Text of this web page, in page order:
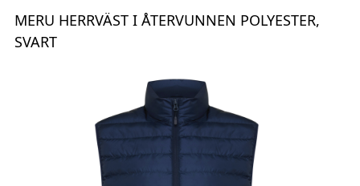
MERU HERRVÄST I ÅTERVUNNEN POLYESTER,
SVART